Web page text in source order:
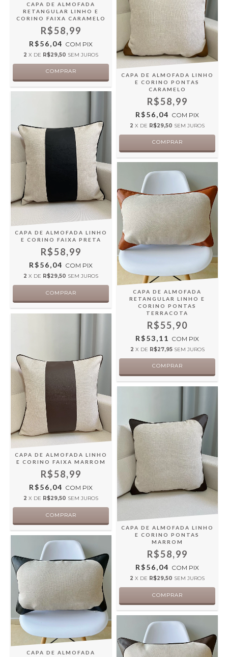
CAPA DE ALMOFADA
RETANGULAR LINHO E
CORINO FAIXA CARAMELO
R$58,99
R$56,04 COM PIX
2 X DE R$29,50 SEM JUROS
CAPA DE ALMOFADA LINHO
E CORINO PONTAS
CARAMELO
R$58,99
R$56,04 COM PIX
2 X DE R$29,50 SEM JUROS
CAPA DE ALMOFADA LINHO
E CORINO FAIXA PRETA
R$58,99
R$56,04 COM PIX
2 X DE R$29,50 SEM JUROS
CAPA DE ALMOFADA
RETANGULAR LINHO E
CORINO PONTAS
TERRACOTA
R$55,90
R$53,11 COM PIX
2 X DE R$27,95 SEM JUROS
CAPA DE ALMOFADA LINHO
E CORINO FAIXA MARROM
R$58,99
R$56,04 COM PIX
2 X DE R$29,50 SEM JUROS
CAPA DE ALMOFADA LINHO
E CORINO PONTAS
MARROM
R$58,99
R$56,04 COM PIX
2 X DE R$29,50 SEM JUROS
CAPA DE ALMOFADA